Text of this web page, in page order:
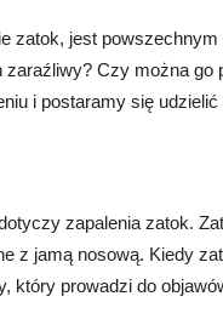
zatok, jest
Czy można
i postaramy się udzielić
zapalenia zatok.
z jamą nosową. Kiedy
prowadzi do